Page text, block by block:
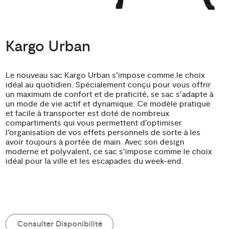
Kargo Urban
Le nouveau sac Kargo Urban s’impose comme le choix
idéal au quotidien. Spécialement conçu pour vous offrir
un maximum de confort et de praticité, se sac s’adapte à
un mode de vie actif et dynamique. Ce modèle pratique
et facile à transporter est doté de nombreux
compartiments qui vous permettent d’optimiser
l’organisation de vos effets personnels de sorte à les
avoir toujours à portée de main. Avec son design
moderne et polyvalent, ce sac s’impose comme le choix
idéal pour la ville et les escapades du week-end.
Consulter Disponibilité